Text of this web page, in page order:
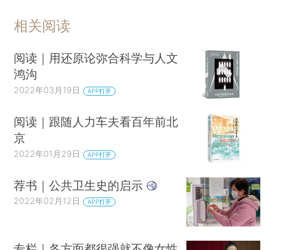
相关阅读
阅读｜用还原论弥合科学与人文
鸿沟
2022年03月19日 APP打开
阅读｜跟随人力车夫看百年前北
京
2022年01月29日 APP打开
荐书｜公共卫生史的启示
2022年02月12日 APP打开